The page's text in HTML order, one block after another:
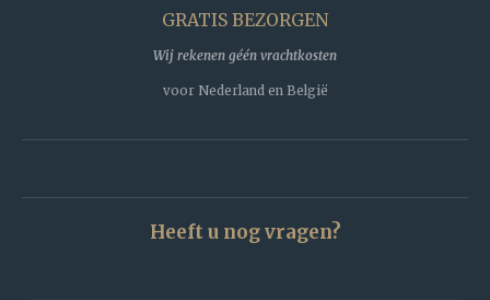
GRATIS BEZORGEN
Wij rekenen géén vrachtkosten
voor Nederland en België
Heeft u nog vragen?